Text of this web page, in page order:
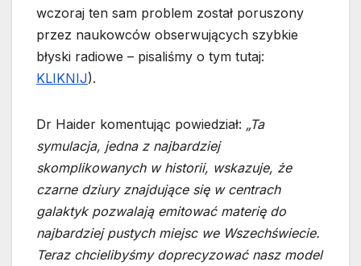
wczoraj ten sam problem został poruszony
przez naukowców obserwujących szybkie
błyski radiowe – pisaliśmy o tym tutaj:
KLIKNIJ).
Dr Haider komentując powiedział: „Ta
symulacja, jedna z najbardziej
skomplikowanych w historii, wskazuje, że
czarne dziury znajdujące się w centrach
galaktyk pozwalają emitować materię do
najbardziej pustych miejsc we Wszechświecie.
Teraz chcielibyśmy doprecyzować nasz model